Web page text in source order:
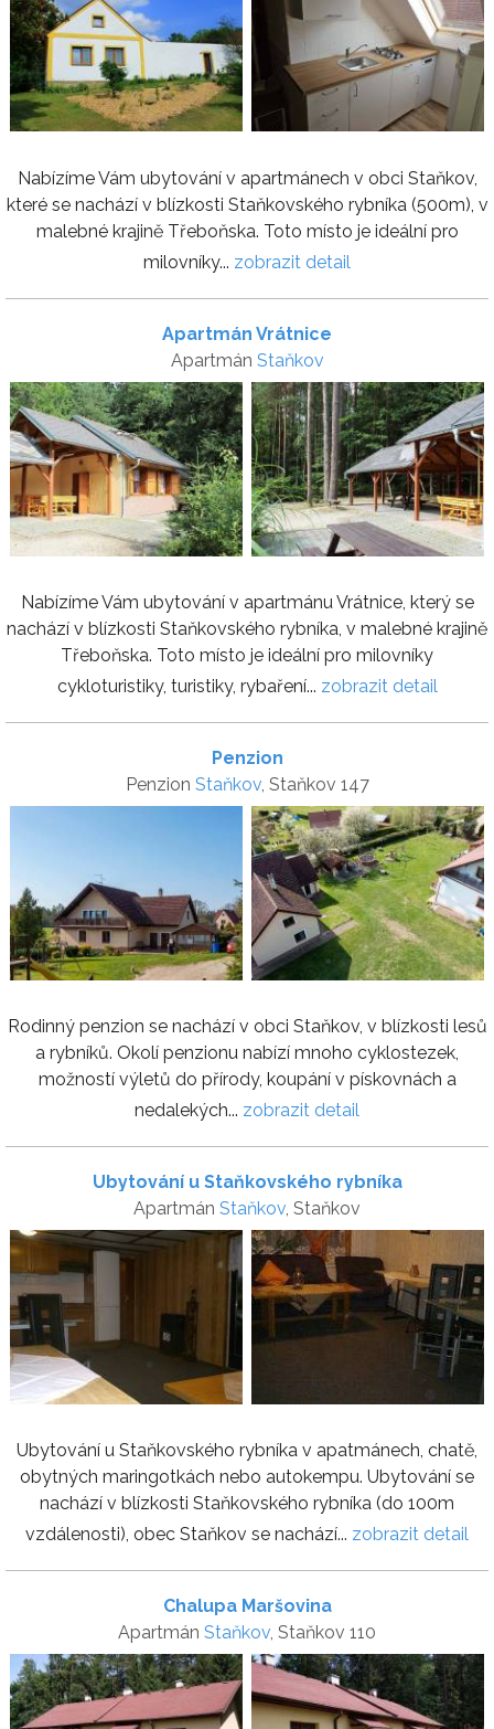
Nabízíme Vám ubytování v apartmánech v obci Staňkov,
které se nachází v blízkosti Staňkovského rybníka (500m), v
malebné krajině Třeboňska. Toto místo je ideální pro
milovníky... zobrazit detail
Apartmán Vrátnice
Apartmán Staňkov
Nabízíme Vám ubytování v apartmánu Vrátnice, který se
nachází v blízkosti Staňkovského rybníka, v malebné krajině
Třeboňska. Toto místo je ideální pro milovníky
cykloturistiky, turistiky, rybaření... zobrazit detail
Penzion
Penzion Staňkov, Staňkov 147
Rodinný penzion se nachází v obci Staňkov, v blízkosti lesů
a rybníků. Okolí penzionu nabízí mnoho cyklostezek,
možností výletů do přírody, koupání v pískovnách a
nedalekých... zobrazit detail
Ubytování u Staňkovského rybníka
Apartmán Staňkov, Staňkov
Ubytování u Staňkovského rybníka v apatmánech, chatě,
obytných maringotkách nebo autokempu. Ubytování se
nachází v blízkosti Staňkovského rybníka (do 100m
vzdálenosti), obec Staňkov se nachází... zobrazit detail
Chalupa Maršovina
Apartmán Staňkov, Staňkov 110